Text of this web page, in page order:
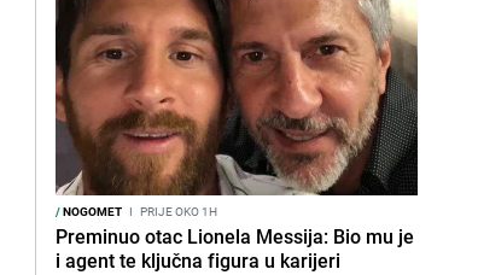
/NOGOMET I PRIJE OKO 1H
Preminuo otac Lionela Messija: Bio mu je
i agent te ključna figura u karijeri